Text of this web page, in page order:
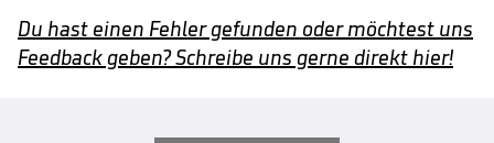
Du hast einen Fehler gefunden oder möchtest uns
Feedback geben? Schreibe uns gerne direkt hier!